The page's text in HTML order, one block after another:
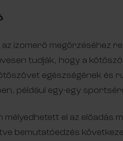
izomerő megőrzéséhez
tudják, hogy a
egészségének és
például egy-egy
mélyedhetett el az előadás
bemutatóedzés